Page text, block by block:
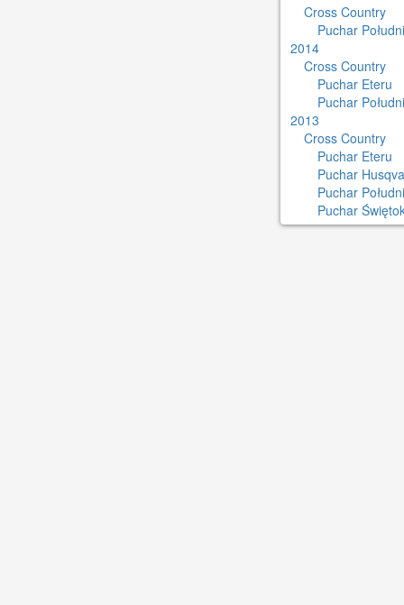
Cross Country
Puchar
2014
Cross Country
Puchar Eteru
Puchar
2013
Cross Country
Puchar Eteru
Puchar
Puchar
Puchar